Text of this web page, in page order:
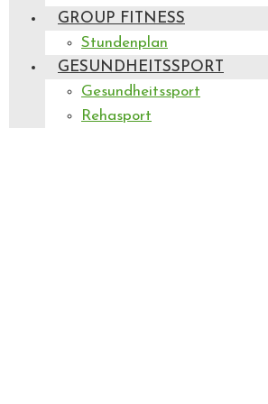
GROUP FITNESS
Stundenplan
GESUNDHEITSSPORT
Gesundheitssport
Rehasport